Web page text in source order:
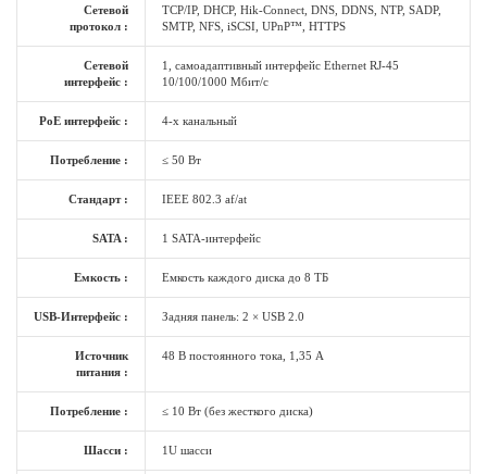
Сетевой
протокол :
TCP/IP, DHCP, Hik-Connect, DNS, DDNS, NTP, SADP,
SMTP, NFS, iSCSI, UPnP™, HTTPS
Сетевой
интерфейс :
1, самоадаптивный интерфейс Ethernet RJ-45
10/100/1000 Мбит/с
PoE интерфейс : 4-х канальный
Потребление : ≤ 50 Вт
Стандарт : IEEE 802.3 af/at
SATA : 1 SATA-интерфейс
Емкость : Емкость каждого диска до 8 ТБ
USB-Интерфейс : Задняя панель: 2 × USB 2.0
Источник
питания :
48 В постоянного тока, 1,35 А
Потребление : ≤ 10 Вт (без жесткого диска)
Шасси : 1U шасси